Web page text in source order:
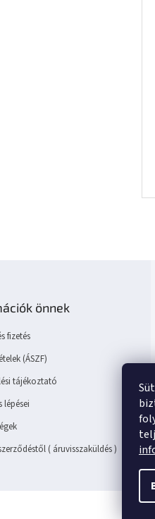
önnek
fizetés
(ÁSZF)
tájékoztató
lépései
( áruvisszaküldés )